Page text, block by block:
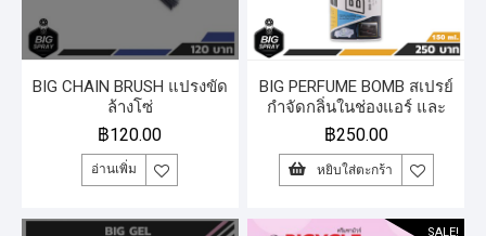
BIG CHAIN BRUSH แปรงขัด
ล้างโซ่
฿120.00
อ่านเพิ่ม
BIG PERFUME BOMB สเปรย์
กำจัดกลิ่นในช่องแอร์ และ
ห้องโดยสารรถยนต์ 150 ml.
฿250.00
หยิบใส่ตะกร้า
SALE!